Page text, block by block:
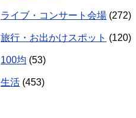
ライブ・コンサート会場 (272)
旅行・お出かけスポット (120)
100均 (53)
生活 (453)